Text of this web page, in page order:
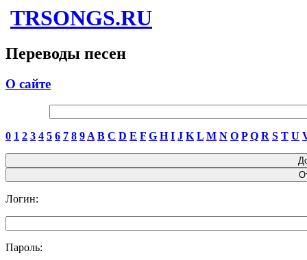
TRSONGS.RU
Переводы песен
О сайте
0 1 2 3 4 5 6 7 8 9 A B C D E F G H I J K L M N O P Q R S T U
Логин:
Пароль: